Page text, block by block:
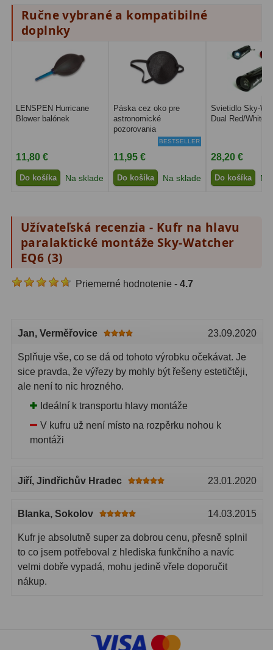
Amici hranoly 45°
Amici hranoly 90°
Astrofotografia
Planetárne kamery
Guiding kamery
T-krúžky16
Adaptéry T2 39
Adaptéry M48
Filtry L-RGB
Filtry Block10
Filtry Clip 5
Filtry CCD Hα, OIII7
Rovnače a reduktory
ADC, Tilting14
Rotátory
Komponenty78
Ručne vybrané a kompatibilné
doplnky
LENSPEN Hurricane
Blower balónek
11,80 €
Do košíka Na sklade
Páska cez oko pre
astronomické
pozorovania
BESTSELLER
11,95 €
Do košíka Na sklade
Svietidlo Sky-
Dual Red/White
28,20 €
Do košíka
Užívateľská recenzia - Kufr na hlavu
paralaktické montáže Sky-Watcher
EQ6 (3)
Priemerné hodnotenie - 4.7
Jan, Verměřovice 23.09.2020
Splňuje vše, co se dá od tohoto výrobku očekávat. Je
sice pravda, že výřezy by mohly být řešeny estetičtěji,
ale není to nic hrozného.
Ideální k transportu hlavy montáže
V kufru už není místo na rozpěrku nohou k
montáži
Jiří, Jindřichův Hradec 23.01.2020
Blanka, Sokolov 14.03.2015
Kufr je absolutně super za dobrou cenu, přesně splnil
to co jsem potřeboval z hlediska funkčního a navíc
velmi dobře vypadá, mohu jedině vřele doporučit
nákup.